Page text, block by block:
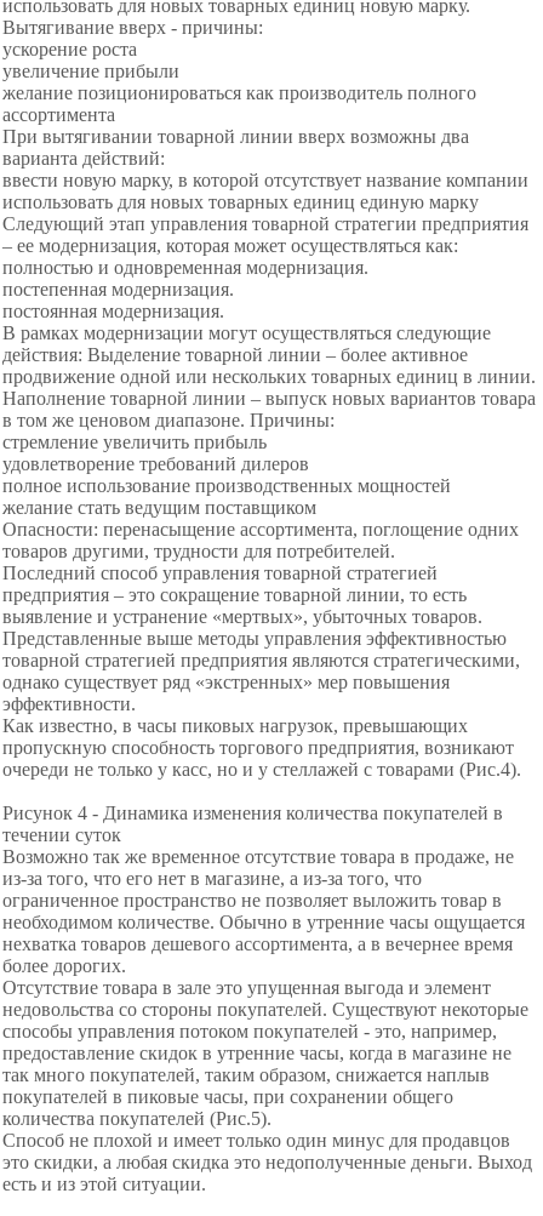
использовать для новых товарных единиц новую марку.
Вытягивание вверх - причины:
ускорение роста
увеличение прибыли
желание позиционироваться как производитель полного
ассортимента
При вытягивании товарной линии вверх возможны два
варианта действий:
ввести новую марку, в которой отсутствует название компании
использовать для новых товарных единиц единую марку
Следующий этап управления товарной стратегии предприятия
– ее модернизация, которая может осуществляться как:
полностью и одновременная модернизация.
постепенная модернизация.
постоянная модернизация.
В рамках модернизации могут осуществляться следующие
действия: Выделение товарной линии – более активное
продвижение одной или нескольких товарных единиц в линии.
Наполнение товарной линии – выпуск новых вариантов товара
в том же ценовом диапазоне. Причины:
стремление увеличить прибыль
удовлетворение требований дилеров
полное использование производственных мощностей
желание стать ведущим поставщиком
Опасности: перенасыщение ассортимента, поглощение одних
товаров другими, трудности для потребителей.
Последний способ управления товарной стратегией
предприятия – это сокращение товарной линии, то есть
выявление и устранение «мертвых», убыточных товаров.
Представленные выше методы управления эффективностью
товарной стратегией предприятия являются стратегическими,
однако существует ряд «экстренных» мер повышения
эффективности.
Как известно, в часы пиковых нагрузок, превышающих
пропускную способность торгового предприятия, возникают
очереди не только у касс, но и у стеллажей с товарами (Рис.4).
Рисунок 4 - Динамика изменения количества покупателей в
течении суток
Возможно так же временное отсутствие товара в продаже, не
из-за того, что его нет в магазине, а из-за того, что
ограниченное пространство не позволяет выложить товар в
необходимом количестве. Обычно в утренние часы ощущается
нехватка товаров дешевого ассортимента, а в вечернее время
более дорогих.
Отсутствие товара в зале это упущенная выгода и элемент
недовольства со стороны покупателей. Существуют некоторые
способы управления потоком покупателей - это, например,
предоставление скидок в утренние часы, когда в магазине не
так много покупателей, таким образом, снижается наплыв
покупателей в пиковые часы, при сохранении общего
количества покупателей (Рис.5).
Способ не плохой и имеет только один минус для продавцов
это скидки, а любая скидка это недополученные деньги. Выход
есть и из этой ситуации.